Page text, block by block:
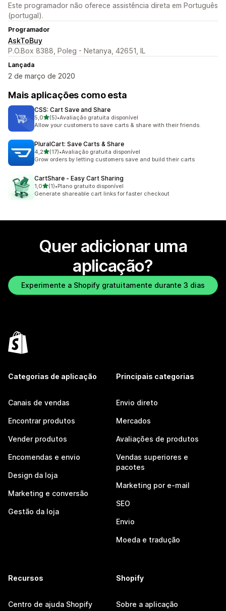
Este programador não oferece assistência direta em Português
(portugal).
Programador
AskToBuy
P.O.Box 8388, Poleg - Netanya, 42651, IL
Lançada
2 de março de 2020
Mais aplicações como esta
CSS: Cart Save and Share
5,0de 5 estrelas
(5)
5 total de avaliações
•Avaliação gratuita disponível
Allow your customers to save carts & share with their friends.
PluralCart: Save Carts & Share
4,2de 5 estrelas
(17)
17 total de avaliações
•Avaliação gratuita disponível
Grow orders by letting customers save and build their carts
CartShare ‑ Easy Cart Sharing
1,0de 5 estrelas
(1)
1 total de avaliações
•Plano gratuito disponível
Generate shareable cart links for faster checkout
Quer adicionar uma
aplicação?
Experimente a Shopify gratuitamente durante 3 dias
Categorias de aplicação
Canais de vendas
Encontrar produtos
Vender produtos
Encomendas e envio
Design da loja
Marketing e conversão
Gestão da loja
Principais categorias
Envio direto
Mercados
Avaliações de produtos
Vendas superiores e
pacotes
Marketing por e-mail
SEO
Envio
Moeda e tradução
Recursos
Centro de ajuda Shopify
Shopify
Sobre a aplicação